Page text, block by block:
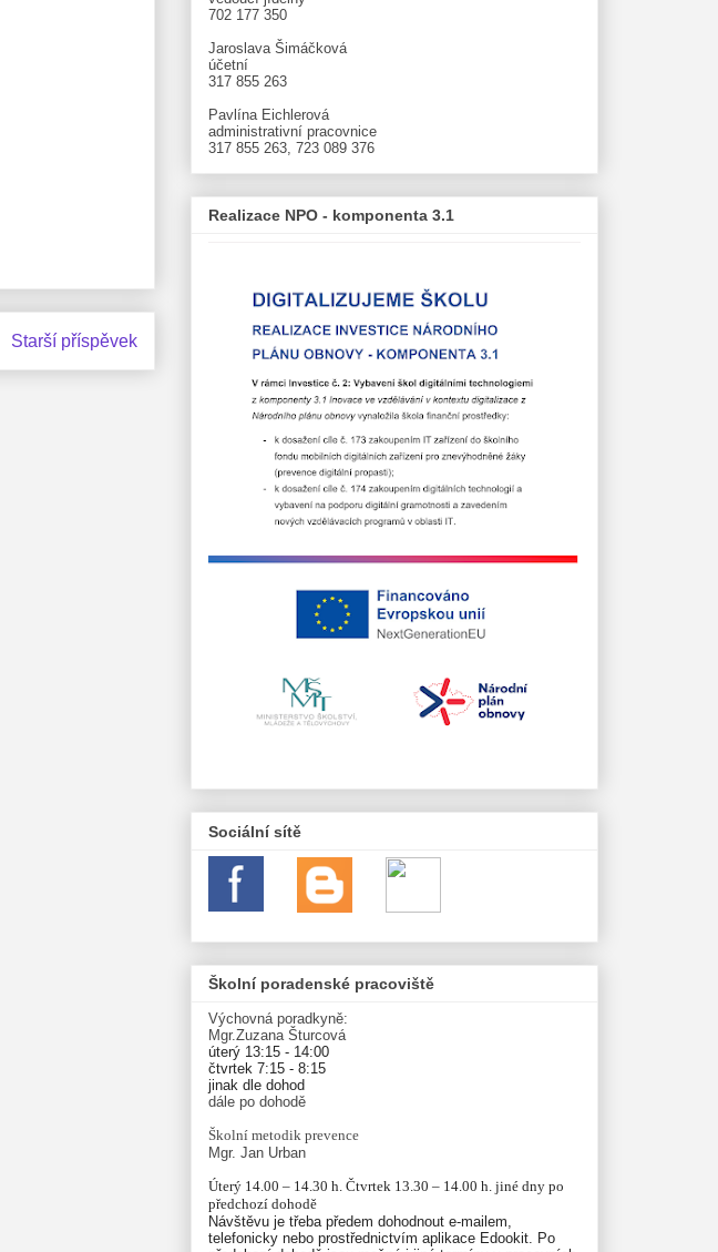
Starší příspěvek
702 177 350
Jaroslava Šimáčková
účetní
317 855 263
Pavlína Eichlerová
administrativní pracovnice
317 855 263, 723 089 376
Realizace NPO - komponenta 3.1
Sociální sítě
Školní poradenské pracoviště
Výchovná poradkyně:
Mgr.Zuzana Šturcová
úterý 13:15 - 14:00
čtvrtek 7:15 - 8:15
jinak dle dohod
dále po dohodě
Školní metodik prevence
Mgr. Jan Urban
Úterý 14.00 – 14.30 h. Čtvrtek 13.30 – 14.00 h. jiné dny po
předchozí dohodě
Návštěvu je třeba předem dohodnout e-mailem,
telefonicky nebo prostřednictvím aplikace Edookit. Po